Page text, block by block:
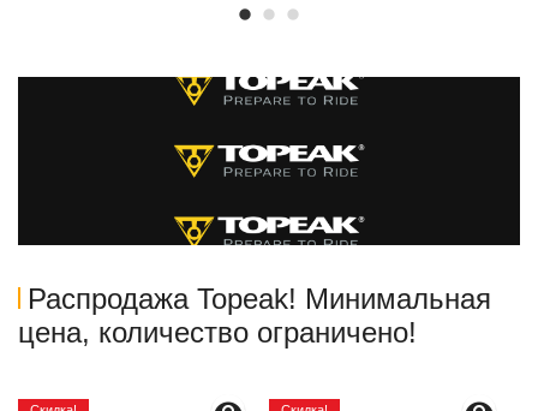
Распродажа Topeak! Минимальная
цена, количество ограничено!